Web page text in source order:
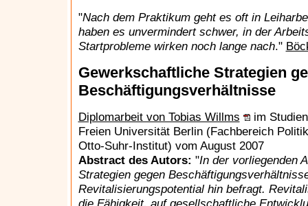
"Nach dem Praktikum geht es oft in
haben es unvermindert schwer, in der
Startprobleme wirken noch lange nach."
Gewerkschaftliche Strategien
Beschäftigungsverhältnisse
Diplomarbeit von Tobias Willms
im
Freien Universität Berlin (Fachbereich
Otto-Suhr-Institut) vom August 2007
Abstract des Autors: "In der vorliegenden
Strategien gegen
Revitalisierungspotential hin befragt.
die Fähigkeit, auf gesellschaftliche